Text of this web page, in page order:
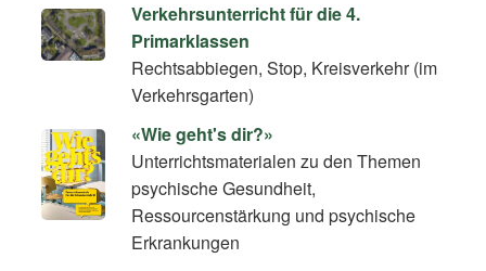
Verkehrsunterricht für die 4.
Primarklassen
Rechtsabbiegen, Stop, Kreisverkehr (im
Verkehrsgarten)
«Wie geht's dir?»
Unterrichtsmaterialen zu den Themen
psychische Gesundheit,
Ressourcenstärkung und psychische
Erkrankungen